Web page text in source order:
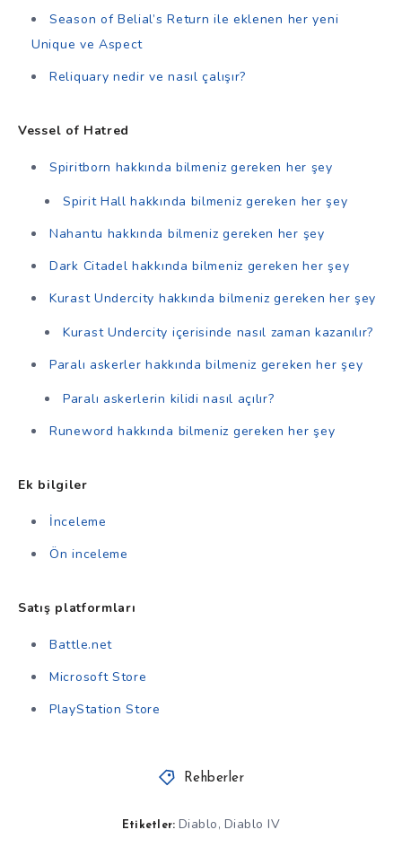
Season of Belial’s Return ile eklenen her yeni
Unique ve Aspect
Reliquary nedir ve nasıl çalışır?
Vessel of Hatred
Spiritborn hakkında bilmeniz gereken her şey
Spirit Hall hakkında bilmeniz gereken her şey
Nahantu hakkında bilmeniz gereken her şey
Dark Citadel hakkında bilmeniz gereken her şey
Kurast Undercity hakkında bilmeniz gereken her şey
Kurast Undercity içerisinde nasıl zaman kazanılır?
Paralı askerler hakkında bilmeniz gereken her şey
Paralı askerlerin kilidi nasıl açılır?
Runeword hakkında bilmeniz gereken her şey
Ek bilgiler
İnceleme
Ön inceleme
Satış platformları
Battle.net
Microsoft Store
PlayStation Store
Rehberler
Etiketler: Diablo, Diablo IV